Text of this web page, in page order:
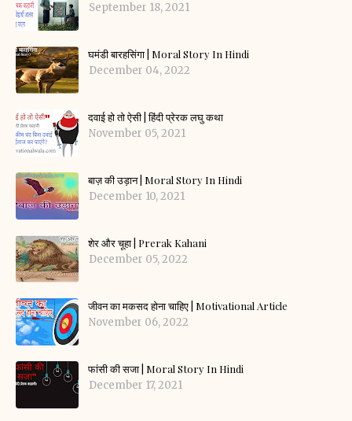
September 18, 2021
घमंडी बारहसिंगा | Moral Story In Hindi
December 04, 2022
दवाई हो तो ऐसी | हिंदी प्रेरक लघु कथा
November 05, 2021
बाज़ की उड़ान | Moral Story In Hindi
December 10, 2021
शेर और चूहा | Prerak Kahani
December 05, 2022
जीवन का मकसद होना चाहिए | Motivational Article
November 06, 2022
फांसी की सजा | Moral Story In Hindi
December 17, 2021